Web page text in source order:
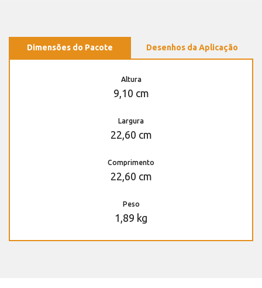
Dimensões do Pacote Desenhos da Aplicação
Altura
9,10 cm
Largura
22,60 cm
Comprimento
22,60 cm
Peso
1,89 kg